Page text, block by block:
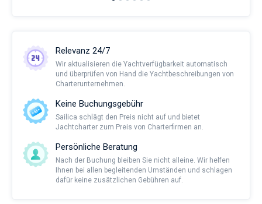
Relevanz 24/7
Wir aktualisieren die Yachtverfügbarkeit automatisch
und überprüfen von Hand die Yachtbeschreibungen von
Charterunternehmen.
Keine Buchungsgebühr
Sailica schlägt den Preis nicht auf und bietet
Jachtcharter zum Preis von Charterfirmen an.
Persönliche Beratung
Nach der Buchung bleiben Sie nicht alleine. Wir helfen
Ihnen bei allen begleitenden Umständen und schlagen
dafür keine zusätzlichen Gebühren auf.